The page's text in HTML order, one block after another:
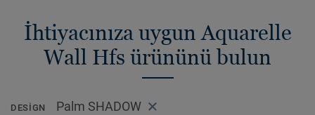
İhtiyacınıza uygun Aquarelle
Wall Hfs ürününü bulun
DESIGN Palm SHADOW